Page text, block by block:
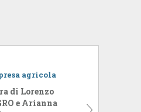
agricola
di Lorenzo
e Arianna